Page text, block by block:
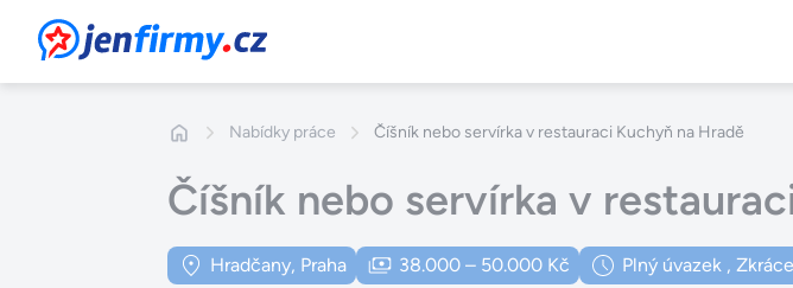
JenFirmy.cz
Nabídky práce Číšník nebo servírka v restauraci Kuchyň na Hradě
Číšník nebo servírka v
Hradčany, Praha 38.000 – 50.000 Kč Plný úvazek ,